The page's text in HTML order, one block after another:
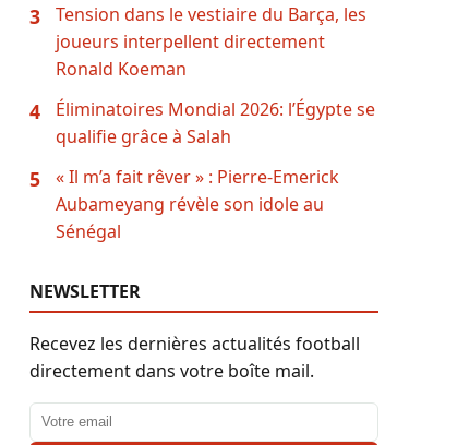
3
Tension dans le vestiaire du Barça, les
joueurs interpellent directement
Ronald Koeman
4
Éliminatoires Mondial 2026: l’Égypte se
qualifie grâce à Salah
5
« Il m’a fait rêver » : Pierre-Emerick
Aubameyang révèle son idole au
Sénégal
NEWSLETTER
Recevez les dernières actualités football
directement dans votre boîte mail.
Adresse email